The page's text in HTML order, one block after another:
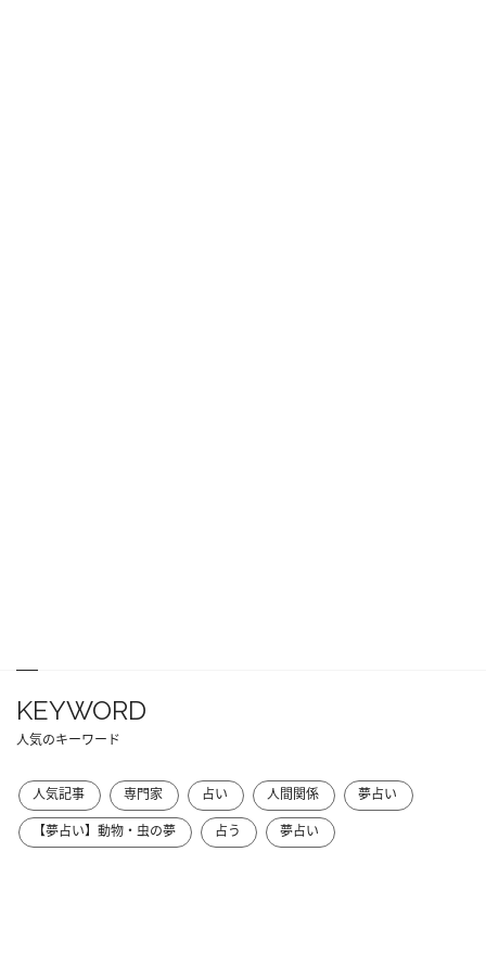
KEYWORD
人気のキーワード
人気記事 専門家 占い 人間関係
夢占い
【夢占い】動物・虫の夢
占う 夢占い